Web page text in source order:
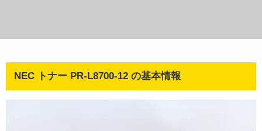
NEC トナー PR-L8700-12 の基本情報